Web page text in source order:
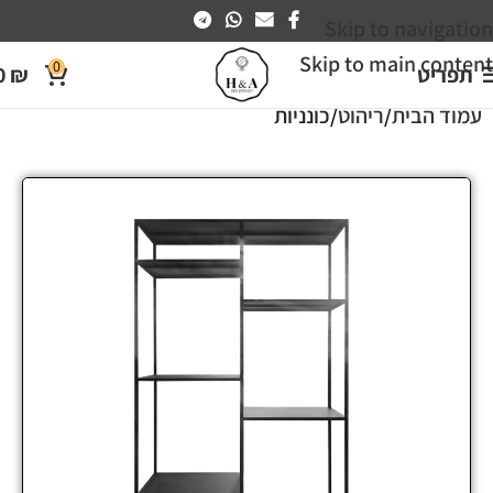
Skip to main content
תפריט 0
₪
עמוד הבית ריהוט כונניות